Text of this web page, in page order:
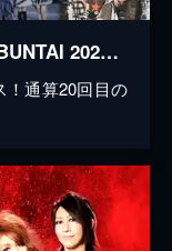
SHOW-YA PRODUCE『NAONのBUNTAI 2026』
！通算20回目の